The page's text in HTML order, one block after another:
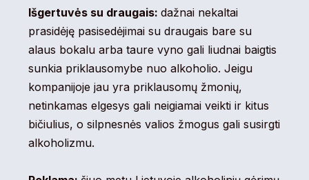
Išgertuvės su draugais:dažnai nekaltai
prasidėję pasisedėjimai su draugais bare su
alaus bokalu arba taure vyno gali liudnai baigtis
sunkia priklausomybe nuo alkoholio. Jeigu
kompanijoje jau yra priklausomų žmonių,
netinkamas elgesys gali neigiamai veikti ir kitus
bičiulius, o silpnesnės valios žmogus gali susirgti
alkoholizmu.